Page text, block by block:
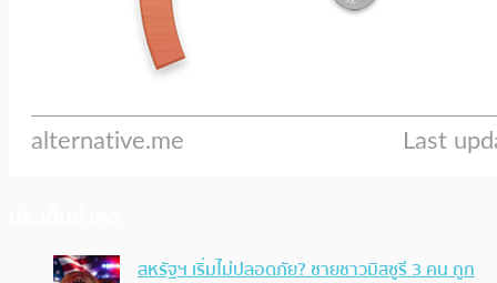
สหรัฐฯ เริ่มไม่ปลอดภัย? ชายชาวมิสซูรี 3 คน ถูก